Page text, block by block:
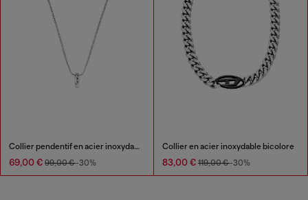
Collier pendentif en acier inoxydable
69,00 € 99,00 €-30%
Collier en acier inoxydable bicolore
83,00 € 119,00 €-30%